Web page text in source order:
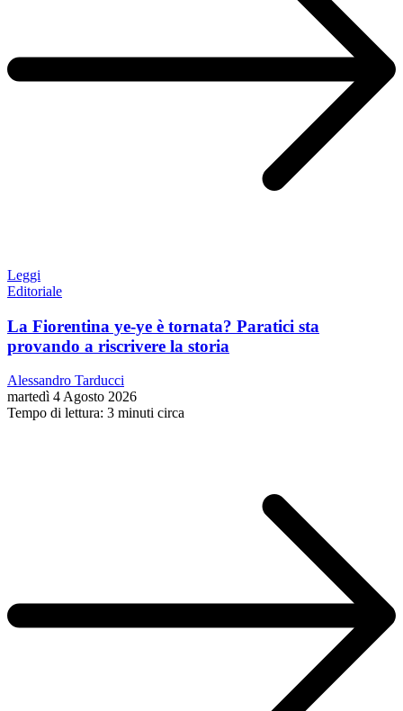
Leggi
Editoriale
La Fiorentina ye-ye è tornata? Paratici sta
provando a riscrivere la storia
Alessandro Tarducci
martedì 4 Agosto 2026
Tempo di lettura: 3 minuti circa